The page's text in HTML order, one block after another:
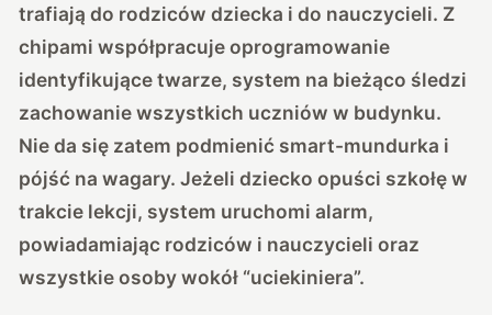
trafiają do rodziców dziecka i do nauczycieli. Z
chipami współpracuje oprogramowanie
identyfikujące twarze, system na bieżąco śledzi
zachowanie wszystkich uczniów w budynku.
Nie da się zatem podmienić smart-mundurka i
pójść na wagary. Jeżeli dziecko opuści szkołę w
trakcie lekcji, system uruchomi alarm,
powiadamiając rodziców i nauczycieli oraz
wszystkie osoby wokół “uciekiniera”.